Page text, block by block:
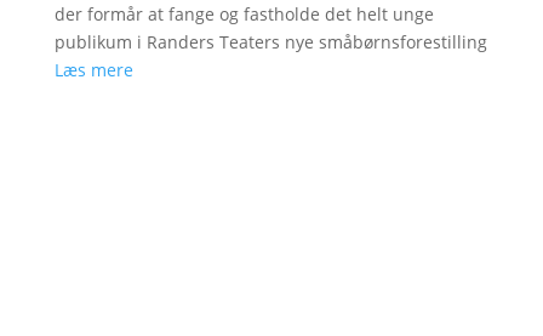
der formår at fange og fastholde det helt unge
publikum i Randers Teaters nye småbørnsforestilling
Læs mere